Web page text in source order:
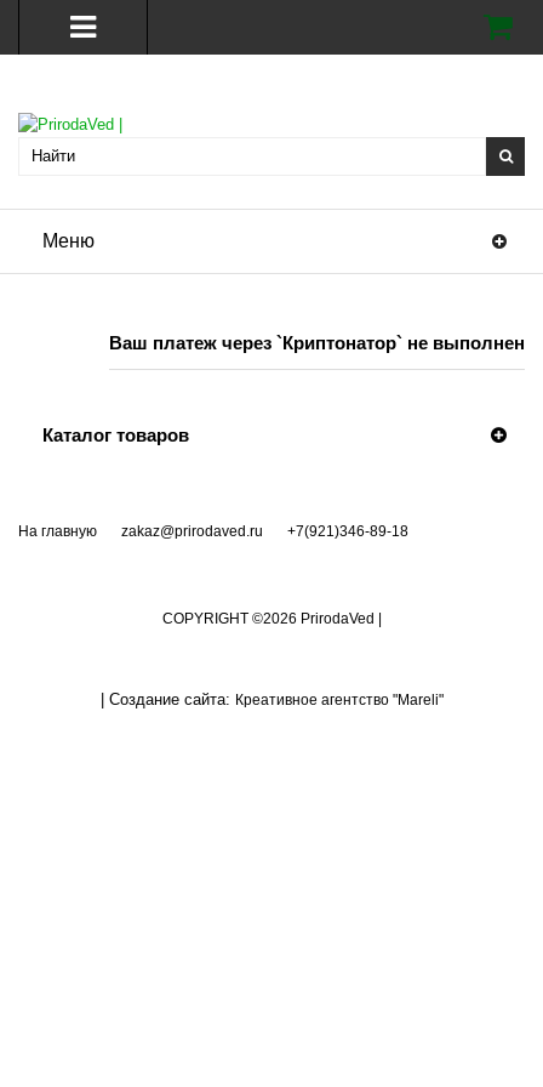
Меню
Ваш платеж через `Криптонатор` не выполнен
Каталог товаров
На главную zakaz@prirodaved.ru +7(921)346-89-18
COPYRIGHT ©2026 PrirodaVed |
| Создание сайта: Креативное агентство "Mareli"